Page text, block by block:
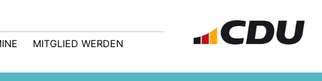
MITGLIED WERDEN